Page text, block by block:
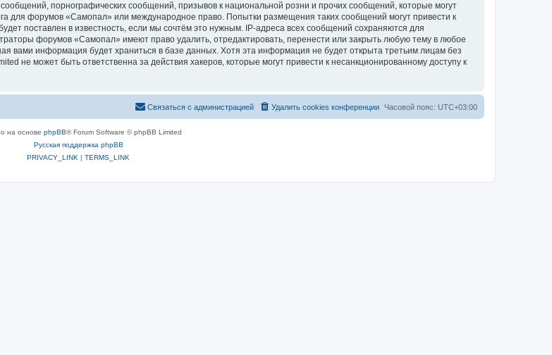
порнографических сообщений, призывов к национальной розни и прочих сообщений, которые могут
для форумов «Самопал» или международное право. Попытки размещения таких сообщений могут привести к
поставлен в известность, если мы сочтём это нужным. IP-адреса всех сообщений сохраняются для
форумов «Самопал» имеют право удалить, отредактировать, перенести или закрыть любую тему в любое
вами информация будет храниться в базе данных. Хотя эта информация не будет открыта третьим лицам без
не может быть ответственна за действия хакеров, которые могут привести к несанкционированному доступу к
Часовой пояс: UTC+03:00
Удалить cookies конференции
Связаться с администрацией
на основе phpBB® Forum Software © phpBB Limited
Русская поддержка phpBB
PRIVACY_LINK | TERMS_LINK